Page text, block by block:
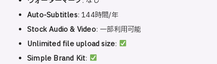
Auto-Subtitles: 144時間/年
Stock Audio & Video: 一部利用可能
Unlimited file upload size:
Simple Brand Kit: